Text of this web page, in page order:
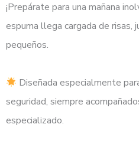
¡Prepárate para una mañana
espuma llega cargada de risas,
pequeños.
Diseñada especialmente
seguridad, siempre
especializado.